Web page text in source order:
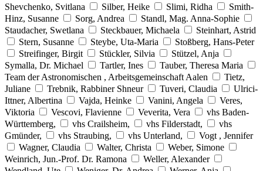
Shevchenko, Svitlana
Silber, Heike Slimi, Ridha
Smith-
Hinz, Susanne
Sorg, Andrea
Standl, Mag. Anna-Sophie
Staudacher, Swetlana
Steckbauer, Michaela
Steinhart, Astrid
Stern, Susanne
Steybe, Uta-Maria
Stoßberg, Hans-Peter
Streifinger, Birgit
Stückler, Silvia
Stützel, Anja
Symalla, Dr. Michael
Tartler, Ines
Tauber, Theresa Maria
Team der Astronomischen , Arbeitsgemeinschaft Aalen
Tietz,
Juliane
Trebnik, Rabbiner Shneur Tuveri, Claudia
Ulrici-
Ittner, Albertina
Vajda, Heinke Vanini, Angela
Veres,
Viktoria
Vescovi, Flavienne Veverita, Vera
vhs Baden-
Württemberg,
vhs Crailsheim, vhs Filderstadt,
vhs
Gmünder,
vhs Straubing, vhs Unterland,
Vogt , Jennifer
Wagner, Claudia
Walter, Christa
Weber, Simone
Weinrich, Jun.-Prof. Dr. Ramona
Weller, Alexander